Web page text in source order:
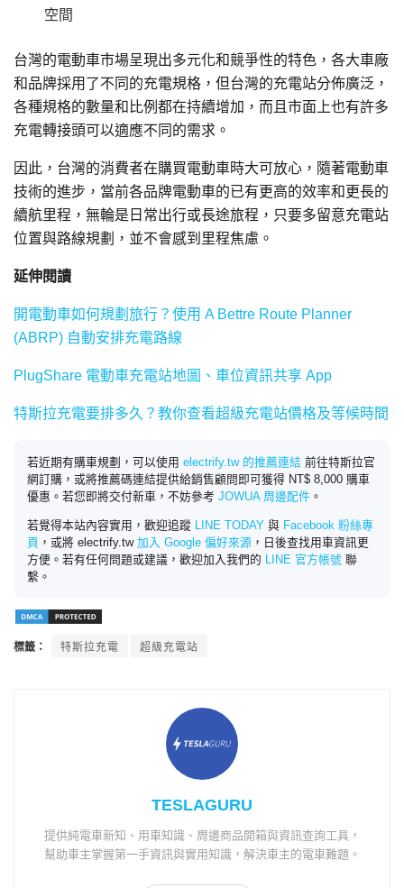
空間
台灣的電動車市場呈現出多元化和競爭性的特色，各大車廠
和品牌採用了不同的充電規格，但台灣的充電站分佈廣泛，
各種規格的數量和比例都在持續增加，而且市面上也有許多
充電轉接頭可以適應不同的需求。
因此，台灣的消費者在購買電動車時大可放心，隨著電動車
技術的進步，當前各品牌電動車的已有更高的效率和更長的
續航里程，無輪是日常出行或長途旅程，只要多留意充電站
位置與路線規劃，並不會感到里程焦慮。
延伸閱讀
開電動車如何規劃旅行？使用 A Bettre Route Planner
(ABRP) 自動安排充電路線
PlugShare 電動車充電站地圖、車位資訊共享 App
特斯拉充電要排多久？教你查看超級充電站價格及等候時間
若近期有購車規劃，可以使用 electrify.tw 的推薦連結 前往特斯拉官
網訂購，或將推薦碼連結提供給銷售顧問即可獲得 NT$ 8,000 購車
優惠。若您即將交付新車，不妨參考 JOWUA 周邊配件 。
若覺得本站內容實用，歡迎追蹤 LINE TODAY 與 Facebook 粉絲專
頁 ，或將 electrify.tw 加入 Google 偏好來源 ，日後查找用車資訊更
方便。若有任何問題或建議，歡迎加入我們的 LINE 官方帳號 聯
繫。
標籤： 特斯拉充電 超級充電站
TESLAGURU
提供純電車新知、用車知識、周邊商品開箱與資訊查詢工具，
幫助車主掌握第一手資訊與實用知識，解決車主的電車難題。